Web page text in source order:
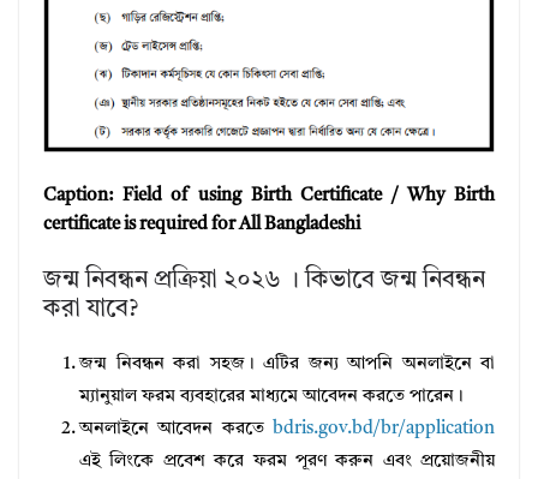
Caption: Field of using Birth Certificate / Why Birth
certificate is required for All Bangladeshi
জন্ম নিবন্ধন প্রক্রিয়া ২০২৬ । কিভাবে জন্ম নিবন্ধন
করা যাবে?
জন্ম নিবন্ধন করা সহজ। এটির জন্য আপনি অনলাইনে বা
ম্যানুয়াল ফরম ব্যবহারের মাধ্যমে আবেদন করতে পারেন।
অনলাইনে আবেদন করতে bdris.gov.bd/br/application
এই লিংকে প্রবেশ করে ফরম পূরণ করুন এবং প্রয়োজনীয়